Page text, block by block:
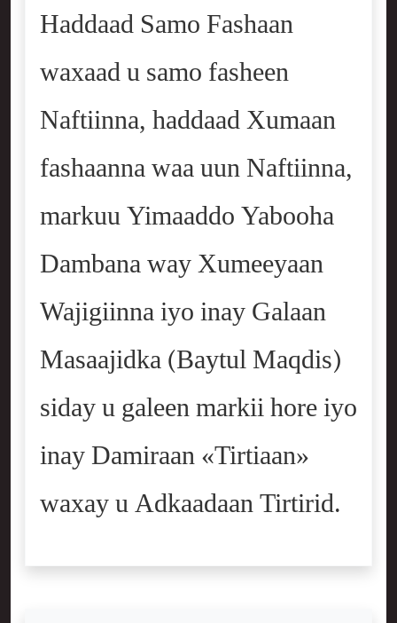
Haddaad Samo Fashaan
waxaad u samo fasheen
Naftiinna, haddaad Xumaan
fashaanna waa uun Naftiinna,
markuu Yimaaddo Yabooha
Dambana way Xumeeyaan
Wajigiinna iyo inay Galaan
Masaajidka (Baytul Maqdis)
siday u galeen markii hore iyo
inay Damiraan «Tirtiaan»
waxay u Adkaadaan Tirtirid.